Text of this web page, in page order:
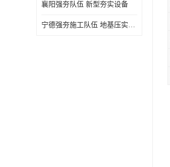
襄阳强夯队伍 新型夯实设备
宁德强夯施工队伍 地基压实度检测方法与标准